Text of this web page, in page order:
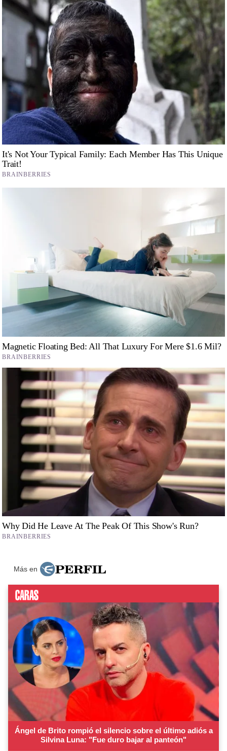
Más en
Ángel de Brito rompió el silencio sobre el último adiós a
Silvina Luna: "Fue duro bajar al panteón"